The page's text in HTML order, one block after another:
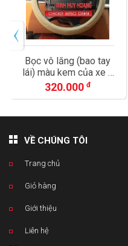
Loa cánh JBL GT7-6
135w 16cm
1.400.000
VỀ CHÚNG TÔI
Trang chủ
Giỏ hàng
Giới thiệu
Liên hệ